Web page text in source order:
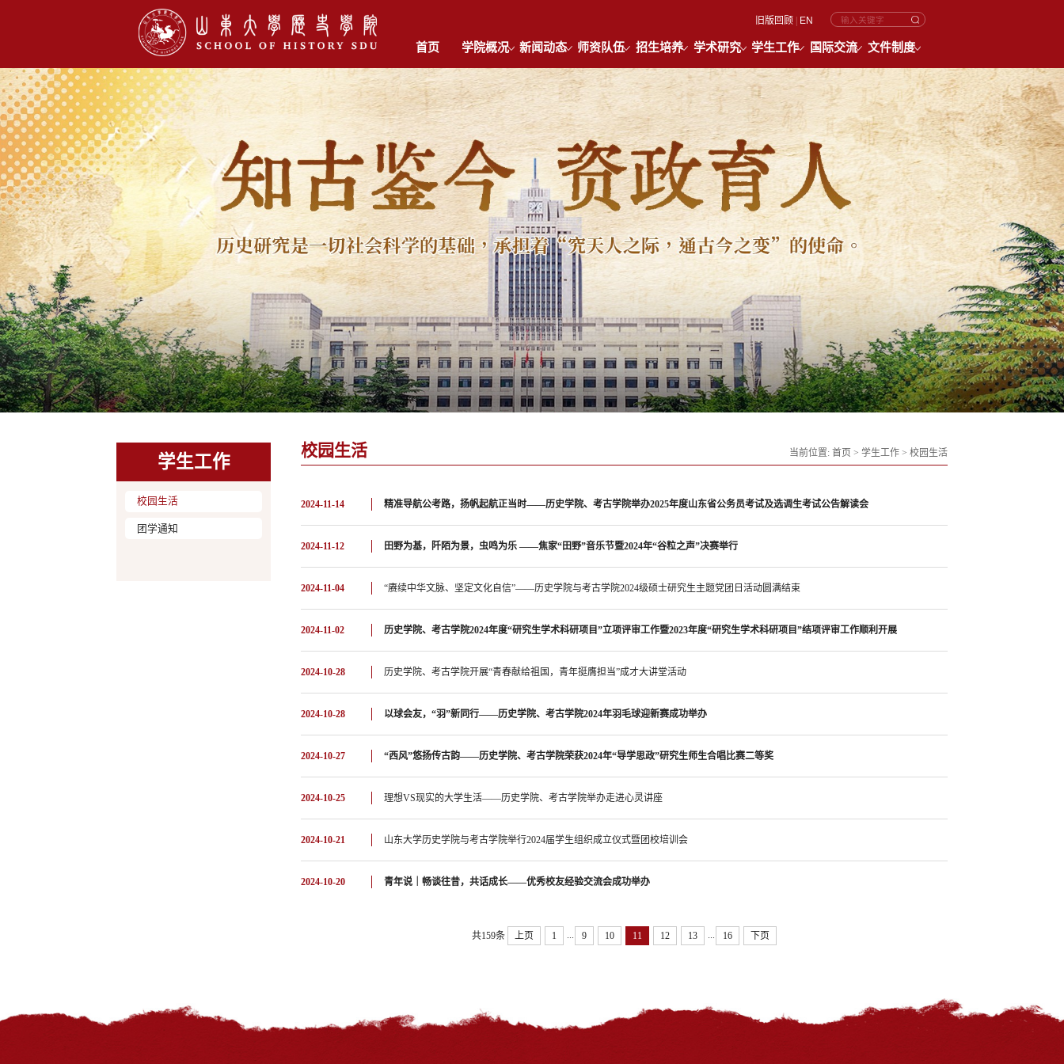
旧版回顾 | EN
首页 学院概况 新闻动态 师资队伍 招生培养 学术研究 学生工作 国际交流 文件制度
学生工作
校园生活
团学通知
当前位置: 首页 > 学生工作 > 校园生活
校园生活
2024-11-14 精准导航公考路，扬帆起航正当时——历史学院、考古学院举办2025年度山东省公务员考试及选调生考试公告解读会
2024-11-12 田野为基，阡陌为景，虫鸣为乐 ——焦家“田野”音乐节暨2024年“谷粒之声”决赛举行
2024-11-04 “赓续中华文脉、坚定文化自信”——历史学院与考古学院2024级硕士研究生主题党团日活动圆满结束
2024-11-02 历史学院、考古学院2024年度“研究生学术科研项目”立项评审工作暨2023年度“研究生学术科研项目”结项评审工作顺利开展
2024-10-28 历史学院、考古学院开展“青春献给祖国，青年挺膺担当”成才大讲堂活动
2024-10-28 以球会友，“羽”新同行——历史学院、考古学院2024年羽毛球迎新赛成功举办
2024-10-27 “西风”悠扬传古韵——历史学院、考古学院荣获2024年“导学思政”研究生师生合唱比赛二等奖
2024-10-25 理想VS现实的大学生活——历史学院、考古学院举办走进心灵讲座
2024-10-21 山东大学历史学院与考古学院举行2024届学生组织成立仪式暨团校培训会
2024-10-20 青年说｜畅谈往昔，共话成长——优秀校友经验交流会成功举办
共159条 上页 1 9 10 11 12 13 16 下页